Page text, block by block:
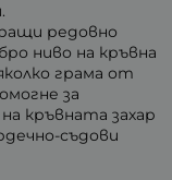
редовно
ниво на кръвна
грама от
за
кръвната захар
съдови